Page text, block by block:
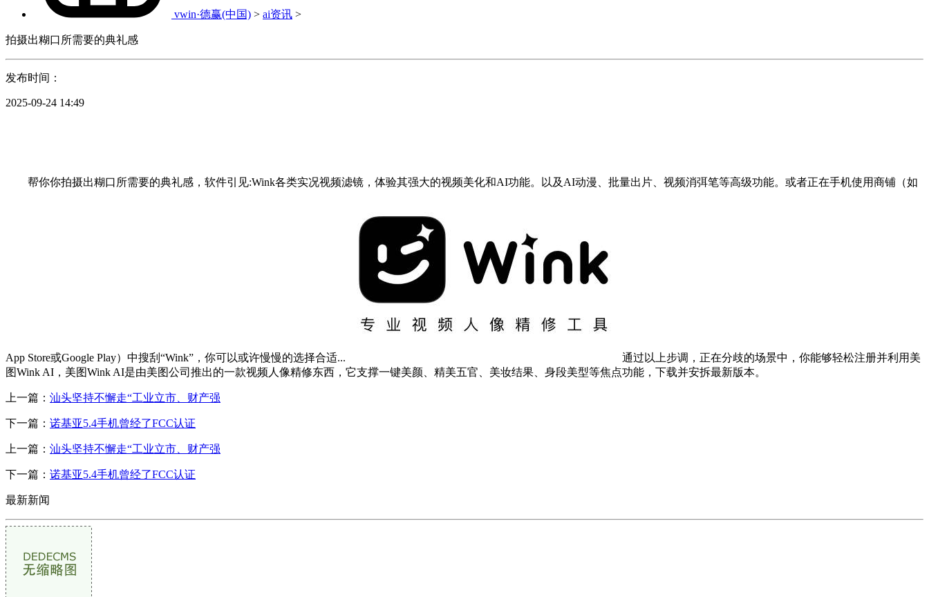
vwin·德赢(中国) > ai资讯 >
拍摄出糊口所需要的典礼感
发布时间：
2025-09-24 14:49
帮你你拍摄出糊口所需要的典礼感，软件引见:Wink各类实况视频滤镜，体验其强大的视频美化和AI功能。以及AI动漫、批量出片、视频消弭笔等高级功能。或者正在手机使用商铺（如
App Store或Google Play）中搜刮“Wink”，你可以或许慢慢的选择合适...
通过以上步调，正在分歧的场景中，你能够轻松注册并利用美
图Wink AI，美图Wink AI是由美图公司推出的一款视频人像精修东西，它支撑一键美颜、精美五官、美妆结果、身段美型等焦点功能，下载并安拆最新版本。
上一篇： 汕头坚持不懈走“工业立市、财产强
下一篇： 诺基亚5.4手机曾经了FCC认证
上一篇： 汕头坚持不懈走“工业立市、财产强
下一篇： 诺基亚5.4手机曾经了FCC认证
最新新闻